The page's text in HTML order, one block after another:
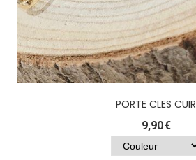
PORTE CLES CUIR
9,90€